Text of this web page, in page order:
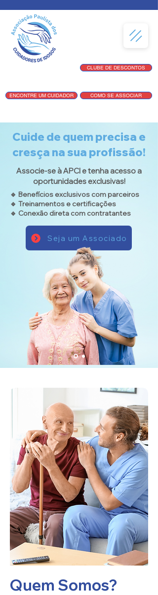
ENCONTRE UM CUIDADOR COMO SE ASSOCIAR
CLUBE DE DESCONTOS
Cuide de quem precisa e
cresça na sua profissão!
Associe-se à APCI e tenha acesso a
oportunidades exclusivas!
🔹 Benefícios exclusivos com parceiros
🔹 Treinamentos e certificações
🔹 Conexão direta com contratantes
Seja um Associado
Quem Somos?